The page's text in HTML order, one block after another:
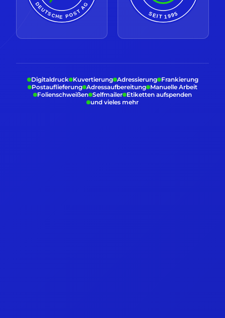
DEUTSCHE POST AG SEIT 1995
Digitaldruck Kuvertierung Adressierung Frankierung
Postauflieferung Adressaufbereitung Manuelle Arbeit
Folienschweißen Selfmailer Etiketten aufspenden
und vieles mehr